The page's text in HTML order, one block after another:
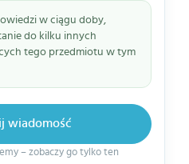
w ciągu doby,
do kilku innych
tego przedmiotu w tym
– zobaczy go tylko ten
wiadomość